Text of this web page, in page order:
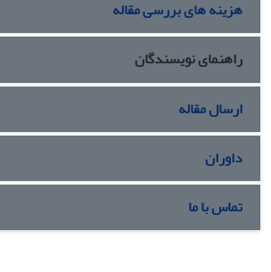
آزمون تفاوت معناداری را نشان داد.
نتیجه­گیری: باتوجه به اینکه آموزش تنظیم
کاهش حساسیت بین­فردی و ارتقای سازگاری
شود، بهتر است که در برنامه­ریزی­های
عاطفی و هیجانی دانش­آموزان مورد توجه قرار
هزینه های بررسی مقاله
راهنمای نویسندگان
ارسال مقاله
داوران
تماس با ما